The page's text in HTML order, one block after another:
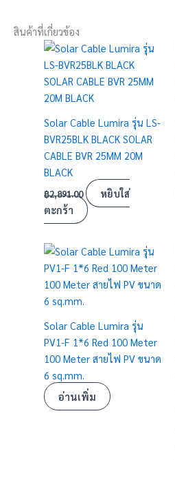
สินค้าที่เกี่ยวข้อง
Solar Cable Lumira รุ่น LS-
BVR25BLK BLACK SOLAR
CABLE BVR 25MM 20M
BLACK
฿2,891.00
หยิบใส่
ตะกร้า
Solar Cable Lumira รุ่น
PV1-F 1*6 Red 100 Meter
100 Meter สายไฟ PV ขนาด
6 sq.mm.
อ่านเพิ่ม